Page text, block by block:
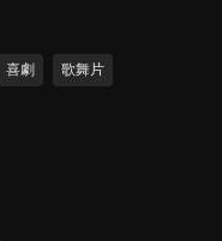
喜劇 歌舞片